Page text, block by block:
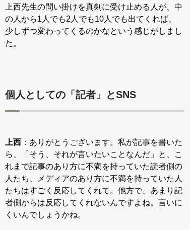
上西先生の問い掛けを真剣に受け止める人が、中
の人から1人でも2人でも10人でも出てくれば、
少しずつ変わってくるのかなという感じがしまし
た。
個人としての「記者」とSNS
上西 ：ありがとうございます。私が記事を書いた
ら、「そう、それが言いたいことなんだ」と、こ
れまで記事のあり方に不満を持っていた読者側の
人たち、メディアのあり方に不満を持っていた人
たちはすごく反応してくれて。他方で、あまり記
者側からは反応してくれないんですよね。言いに
くいんでしょうかね。